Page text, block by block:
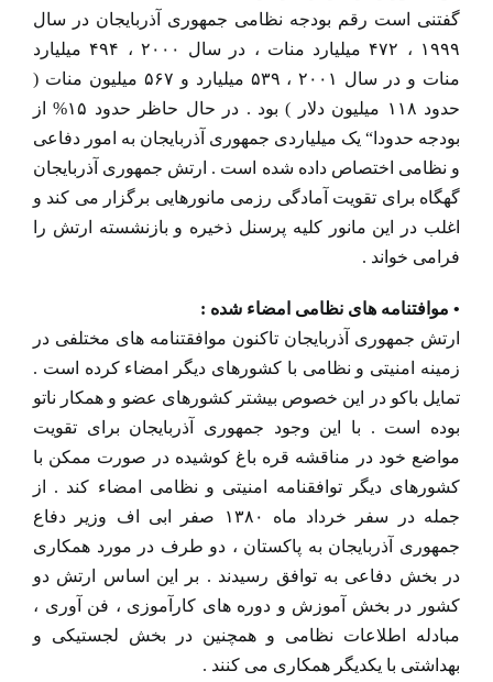
گفتنی است رقم بودجه نظامی جمهوری آذربایجان در سال
۱۹۹۹ ، ۴۷۲ میلیارد منات ، در سال ۲۰۰۰ ، ۴۹۴ میلیارد
منات و در سال ۲۰۰۱ ، ۵۳۹ میلیارد و ۵۶۷ میلیون منات (
حدود ۱۱۸ میلیون دلار ) بود . در حال حاظر حدود ۱۵% از
بودجه حدودا“ یک میلیاردی جمهوری آذربایجان به امور دفاعی
و نظامی اختصاص داده شده است . ارتش جمهوری آذربایجان
گهگاه برای تقویت آمادگی رزمی مانورهایی برگزار می کند و
اغلب در این مانور کلیه پرسنل ذخیره و بازنشسته ارتش را
فرامی خواند .
• موافتنامه های نظامی امضاء شده :
ارتش جمهوری آذربایجان تاکنون موافقتنامه های مختلفی در
زمینه امنیتی و نظامی با کشورهای دیگر امضاء کرده است .
تمایل باکو در این خصوص بیشتر کشورهای عضو و همکار ناتو
بوده است . با این وجود جمهوری آذربایجان برای تقویت
مواضع خود در مناقشه قره باغ کوشیده در صورت ممکن با
کشورهای دیگر توافقنامه امنیتی و نظامی امضاء کند . از
جمله در سفر خرداد ماه ۱۳۸۰ صفر ابی اف وزیر دفاع
جمهوری آذربایجان به پاکستان ، دو طرف در مورد همکاری
در بخش دفاعی به توافق رسیدند . بر این اساس ارتش دو
کشور در بخش آموزش و دوره های کارآموزی ، فن آوری ،
مبادله اطلاعات نظامی و همچنین در بخش لجستیکی و
بهداشتی با یکدیگر همکاری می کنند .